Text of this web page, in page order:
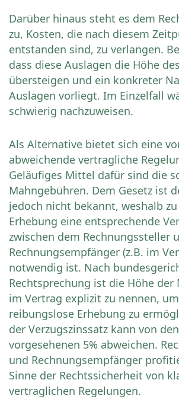
Darüber hinaus steht es dem
zu, Kosten, die nach diesem
entstanden sind, zu verlangen.
dass diese Auslagen die Höhe
übersteigen und ein konkreter
Auslagen vorliegt. Im Einzelfall
schwierig nachzuweisen.
Als Alternative bietet sich eine
abweichende vertragliche
Geläufiges Mittel dafür sind die
Mahngebühren. Dem Gesetz ist
jedoch nicht bekannt, weshalb
Erhebung eine entsprechende
zwischen dem Rechnungssteller
Rechnungsempfänger (z.B. im
notwendig ist. Nach
Rechtsprechung ist die Höhe der
im Vertrag explizit zu nennen,
reibungslose Erhebung zu
der Verzugszinssatz kann von
vorgesehenen 5% abweichen.
und Rechnungsempfänger
Sinne der Rechtssicherheit von
vertraglichen Regelungen.